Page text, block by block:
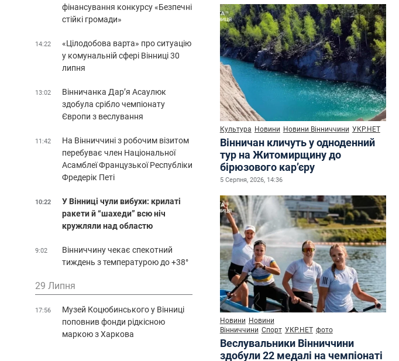
Культура Новини Новини Вінниччини УКР.НЕТ
Вінничан кличуть у одноденний
тур на Житомирщину до
бірюзового кар’єру
5 Серпня, 2026, 14:36
Новини Новини
Вінниччини Спорт УКР.НЕТ фото
Веслувальники Вінниччини
здобули 22 медалі на чемпіонаті
фінансування конкурсу «Безпечні
стійкі громади»
14:22
«Цілодобова варта» про ситуацію
у комунальній сфері Вінниці 30
липня
13:02
Вінничанка Дар’я Асаулюк
здобула срібло чемпіонату
Європи з веслування
11:42
На Вінниччині з робочим візитом
перебуває член Національної
Асамблеї Французької Республіки
Фредерік Петі
10:22
У Вінниці чули вибухи: крилаті
ракети й “шахеди” всю ніч
кружляли над областю
9:02
Вінниччину чекає спекотний
тиждень з температурою до +38°
29 Липня
17:56
Музей Коцюбинського у Вінниці
поповнив фонди рідкісною
маркою з Харкова